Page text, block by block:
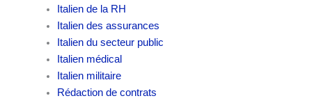
Italien de la RH
Italien des assurances
Italien du secteur public
Italien médical
Italien militaire
Rédaction de contrats